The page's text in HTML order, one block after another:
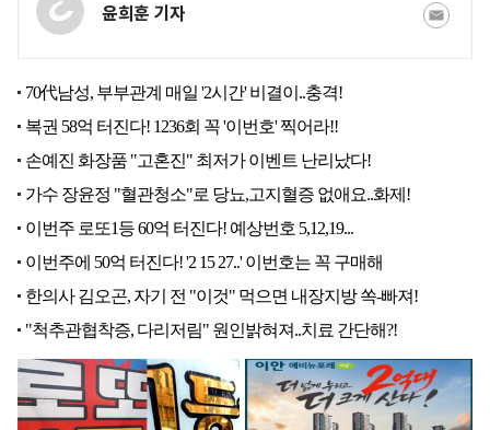
윤희훈 기자